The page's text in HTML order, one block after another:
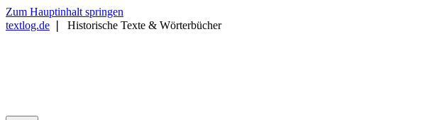
Zum Hauptinhalt springen
textlog.de
Historische Texte & Wörterbücher